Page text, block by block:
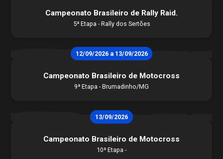
Campeonato Brasileiro de Rally Raid.
5ª Etapa - Rally dos Sertões
12/09/2026 a 13/09/2026
Campeonato Brasileiro de Motocross
9ª Etapa - Brumadinho/MG
13/09/2026
Campeonato Brasileiro de Motocross
10ª Etapa -